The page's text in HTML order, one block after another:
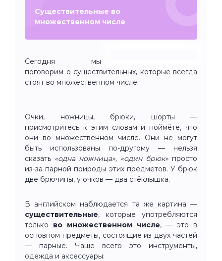
Существительные во
множественном числе
Сегодня мы
поговорим о существительных, которые всегда
стоят во множественном числе.
Очки, ножницы, брюки, шорты —
присмотритесь к этим словам и поймёте, что
они во множественном числе. Они не могут
быть использованы по-другому — нельзя
сказать «одна ножница», «один брюк» просто
из-за парной природы этих предметов. У брюк
две брючины, у очков — два стёклышка.
В английском наблюдается та же картина —
существительные, которые употребляются
только во множественном числе, — это в
основном предметы, состоящие из двух частей
— парные. Чаще всего это инструменты,
одежда и аксессуары: